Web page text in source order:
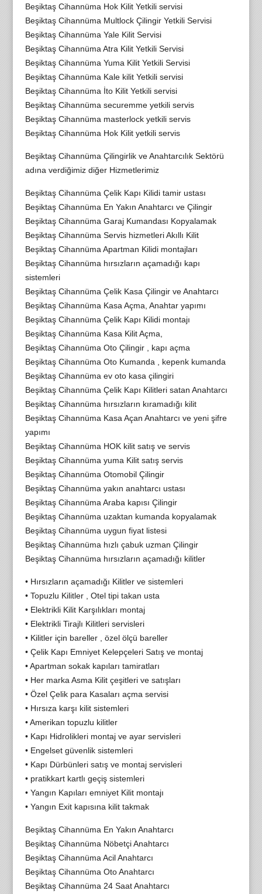
Beşiktaş Cihannüma Hok Kilit Yetkili servisi
Beşiktaş Cihannüma Multlock Çilingir Yetkili Servisi
Beşiktaş Cihannüma Yale Kilit Servisi
Beşiktaş Cihannüma Atra Kilit Yetkili Servisi
Beşiktaş Cihannüma Yuma Kilit Yetkili Servisi
Beşiktaş Cihannüma Kale kilit Yetkili servisi
Beşiktaş Cihannüma İto Kilit Yetkili servisi
Beşiktaş Cihannüma securemme yetkili servis
Beşiktaş Cihannüma masterlock yetkili servis
Beşiktaş Cihannüma Hok Kilit yetkili servis
Beşiktaş Cihannüma Çilingirlik ve Anahtarcılık Sektörü
adına verdiğimiz diğer Hizmetlerimiz
Beşiktaş Cihannüma Çelik Kapı Kilidi tamir ustası
Beşiktaş Cihannüma En Yakın Anahtarcı ve Çilingir
Beşiktaş Cihannüma Garaj Kumandası Kopyalamak
Beşiktaş Cihannüma Servis hizmetleri Akıllı Kilit
Beşiktaş Cihannüma Apartman Kilidi montajları
Beşiktaş Cihannüma hırsızların açamadığı kapı
sistemleri
Beşiktaş Cihannüma Çelik Kasa Çilingir ve Anahtarcı
Beşiktaş Cihannüma Kasa Açma, Anahtar yapımı
Beşiktaş Cihannüma Çelik Kapı Kilidi montajı
Beşiktaş Cihannüma Kasa Kilit Açma,
Beşiktaş Cihannüma Oto Çilingir , kapı açma
Beşiktaş Cihannüma Oto Kumanda , kepenk kumanda
Beşiktaş Cihannüma ev oto kasa çilingiri
Beşiktaş Cihannüma Çelik Kapı Kilitleri satan Anahtarcı
Beşiktaş Cihannüma hırsızların kıramadığı kilit
Beşiktaş Cihannüma Kasa Açan Anahtarcı ve yeni şifre
yapımı
Beşiktaş Cihannüma HOK kilit satış ve servis
Beşiktaş Cihannüma yuma Kilit satış servis
Beşiktaş Cihannüma Otomobil Çilingir
Beşiktaş Cihannüma yakın anahtarcı ustası
Beşiktaş Cihannüma Araba kapısı Çilingir
Beşiktaş Cihannüma uzaktan kumanda kopyalamak
Beşiktaş Cihannüma uygun fiyat listesi
Beşiktaş Cihannüma hızlı çabuk uzman Çilingir
Beşiktaş Cihannüma hırsızların açamadığı kilitler
• Hırsızların açamadığı Kilitler ve sistemleri
• Topuzlu Kilitler , Otel tipi takan usta
• Elektrikli Kilit Karşılıkları montaj
• Elektrikli Tirajlı Kilitleri servisleri
• Kilitler için bareller , özel ölçü bareller
• Çelik Kapı Emniyet Kelepçeleri Satış ve montaj
• Apartman sokak kapıları tamiratları
• Her marka Asma Kilit çeşitleri ve satışları
• Özel Çelik para Kasaları açma servisi
• Hırsıza karşı kilit sistemleri
• Amerikan topuzlu kilitler
• Kapı Hidrolikleri montaj ve ayar servisleri
• Engelset güvenlik sistemleri
• Kapı Dürbünleri satış ve montaj servisleri
• pratikkart kartlı geçiş sistemleri
• Yangın Kapıları emniyet Kilit montajı
• Yangın Exit kapısına kilit takmak
Beşiktaş Cihannüma En Yakın Anahtarcı
Beşiktaş Cihannüma Nöbetçi Anahtarcı
Beşiktaş Cihannüma Acil Anahtarcı
Beşiktaş Cihannüma Oto Anahtarcı
Beşiktaş Cihannüma 24 Saat Anahtarcı